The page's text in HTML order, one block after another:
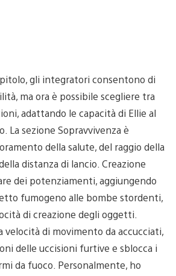
gli integratori consentono di
ma ora è possibile scegliere tra
adattando le capacità di Ellie al
La sezione Sopravvivenza è
della salute, del raggio della
distanza di lancio. Creazione
dei potenziamenti, aggiungendo
fumogeno alle bombe stordenti,
di creazione degli oggetti.
velocità di movimento da accucciati,
delle uccisioni furtive e sblocca i
da fuoco. Personalmente, ho